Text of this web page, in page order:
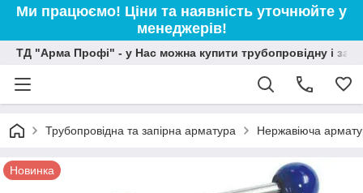
Ми працюємо! Ціни та наявність уточнюйте у
менеджерів!
ТД "Арма Профі" - у Нас можна купити трубопровідну і
Трубопровідна та запірна арматура Нержавіюча
Новинка